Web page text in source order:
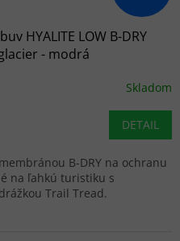
HYALITE LOW B-DRY
- modrá
Skladom
DETAIL
B-DRY na ochranu
na ľahkú turistiku s
Trail Tread.